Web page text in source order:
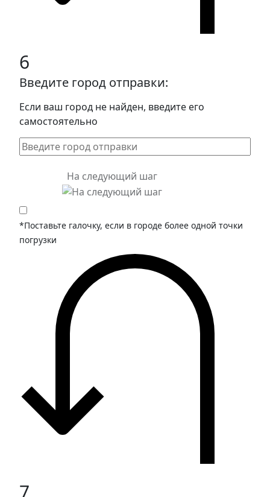
6
Введите город отправки:
Если ваш город не найден, введите его
самостоятельно
На следующий шаг
*Поставьте галочку, если в городе более одной точки
погрузки
7